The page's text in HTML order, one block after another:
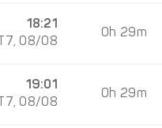
18:21
T7, 08/08
0h 29m
19:01
T7, 08/08
0h 29m